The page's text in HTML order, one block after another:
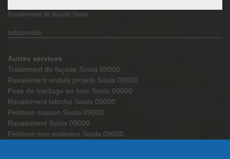
Ravalement de façade Soula
indisponible
Autres services
Traitement de façade Soula 09000
Ravalement enduis projeté Soula 09000
Pose de bardage en bois Soula 09000
Ravalement taloché Soula 09000
Peinture maison Soula 09000
Ravalement Soula 09000
Peinture mur extérieur Soula 09000